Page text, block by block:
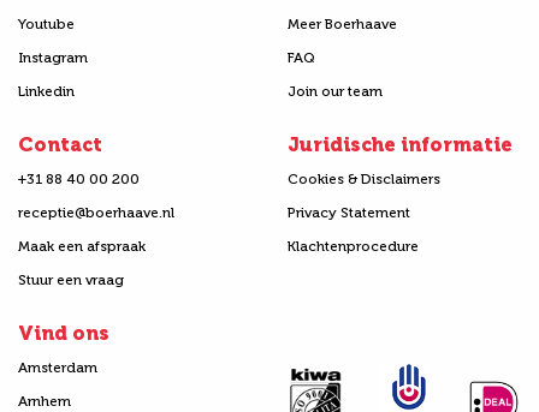
Youtube
Instagram
Linkedin
Meer Boerhaave
FAQ
Join our team
Contact
+31 88 40 00 200
receptie@boerhaave.nl
Maak een afspraak
Stuur een vraag
Juridische informatie
Cookies & Disclaimers
Privacy Statement
Klachtenprocedure
Vind ons
Amsterdam
Arnhem